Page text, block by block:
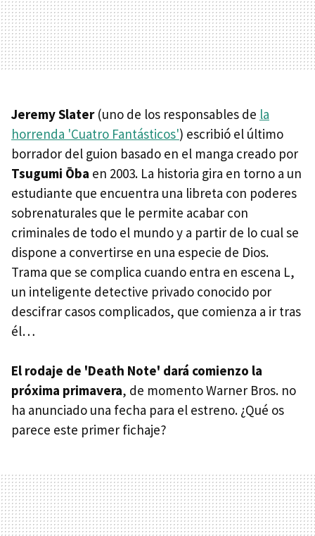
Jeremy Slater(uno de los responsables de la
horrenda 'Cuatro Fantásticos') escribió el último
borrador del guion basado en el manga creado por
Tsugumi Ōba en 2003. La historia gira en torno a un
estudiante que encuentra una libreta con poderes
sobrenaturales que le permite acabar con
criminales de todo el mundo y a partir de lo cual se
dispone a convertirse en una especie de Dios.
Trama que se complica cuando entra en escena L,
un inteligente detective privado conocido por
descifrar casos complicados, que comienza a ir tras
él…
El rodaje de 'Death Note' dará comienzo la
próxima primavera, de momento Warner Bros. no
ha anunciado una fecha para el estreno. ¿Qué os
parece este primer fichaje?